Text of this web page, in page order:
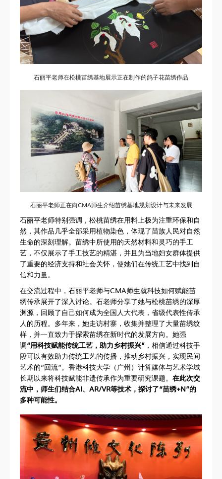
石丽平老师在松桃苗绣基地展示正在制作的鸽子花苗绣作品
石丽平老师正在向CMA师生介绍苗绣基地规划设计与未来发展
石丽平老师特别强调，松桃苗绣在用料上极为注重环保和自
然，其作品几乎全部采用植物染色，体现了苗族人民对自然
生命的深刻理解。苗绣中所使用的天然材料和灵巧的手工
艺，不仅展示了手工技艺的精湛，并且为当地妇女群体提供
了重要的经济支持和社会关怀，使她们在传统工艺中找到自
信和力量。
在交流过程中，石丽平老师与CMA师生就科技如何赋能苗
绣传承展开了深入讨论。石老师分享了她与松桃苗绣的深厚
渊源，回顾了自己如何成为全国人大代表，省级代表性传承
人的历程。多年来，她走访村寨，收集并整理了大量苗绣纹
样，并一直致力于探索苗绣在新时代的发展方向。她强
调“用科技赋能传统工艺，助力乡村振兴” ，相信通过科技手
段可以有效助力传统工艺的传播，推动乡村振兴，实现民间
艺术的“回流”。香港科技大学（广州）计算媒体与艺术学域
长期以来将科技赋能非遗传承作为重要研究课题。 在此次交
流中，师生们结合AI、AR/VR等技术，探讨了“苗绣+N”的
多种可能性。